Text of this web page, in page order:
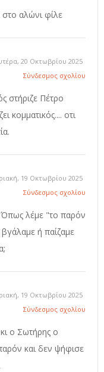
αλώνι φίλε
20 Οκτωβρίου 2025
Σύνδεσμος σχολίου
στήριζε Πέτρο
κομματικός.... οτι
19 Οκτωβρίου 2025
Σύνδεσμος σχολίου
Όπως λέμε "το παρόν
βγάλαμε ή παίζαμε
19 Οκτωβρίου 2025
Σύνδεσμος σχολίου
ο Σωτήρης ο
και δεν ψήφισε